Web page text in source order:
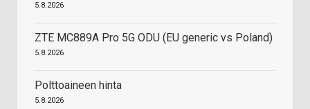
5.8.2026
ZTE MC889A Pro 5G ODU (EU generic vs Poland)
5.8.2026
Polttoaineen hinta
5.8.2026